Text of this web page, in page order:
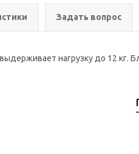
Задать вопрос
нагрузку до 12 кг.